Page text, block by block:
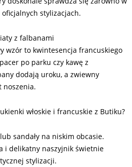
stylizacjach.
z falbanami
wzór to kwintesencja francuskiego
po parku czy kawę z
dodają uroku, a zwiewny
noszenia.
włoskie i francuskie z Butiku?
sandały na niskim obcasie.
i delikatny naszyjnik świetnie
stylizacji.